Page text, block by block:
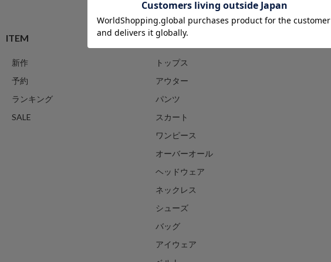
ITEM
新作
予約
ランキング
SALE
CATEGORY
トップス
アウター
パンツ
スカート
ワンピース
オーバーオール
ヘッドウェア
ネックレス
シューズ
バッグ
アイウェア